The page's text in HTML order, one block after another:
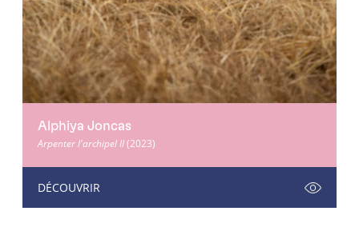
Alphiya Joncas
Arpenter l'archipel II(2023)
DÉCOUVRIR